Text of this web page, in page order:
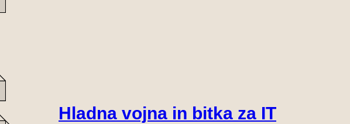
Hladna vojna in bitka za IT